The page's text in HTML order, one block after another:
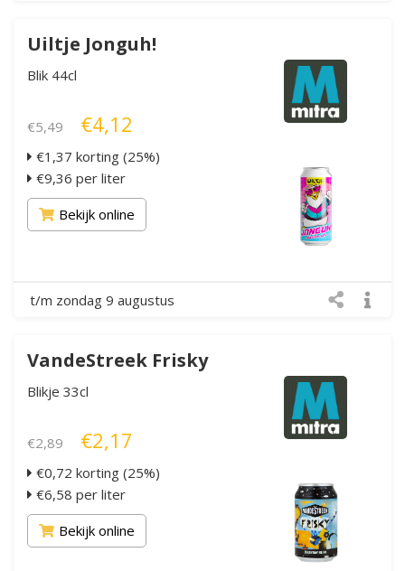
Uiltje Jonguh!
Blik 44cl
€5,49 €4,12
€1,37 korting (25%)
€9,36 per liter
Bekijk online
t/m zondag 9 augustus
VandeStreek Frisky
Blikje 33cl
€2,89 €2,17
€0,72 korting (25%)
€6,58 per liter
Bekijk online